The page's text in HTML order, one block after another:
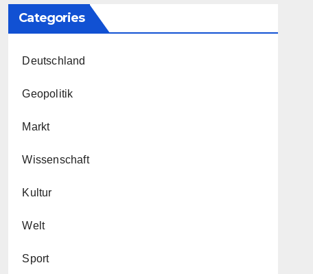
Categories
Deutschland
Geopolitik
Markt
Wissenschaft
Kultur
Welt
Sport